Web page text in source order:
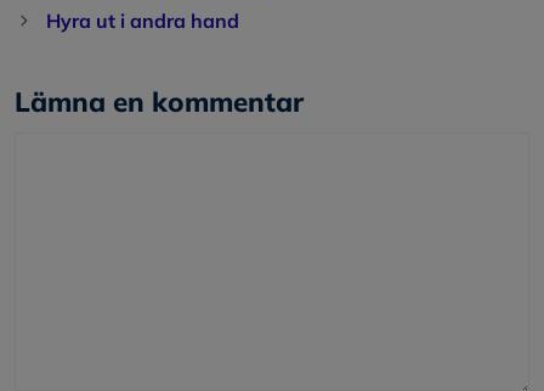
Hyra ut i andra hand
Lämna en kommentar